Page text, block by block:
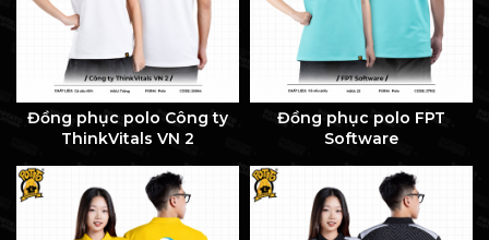
Đồng phục polo Công ty
ThinkVitals VN 2
Đồng phục polo FPT
Software